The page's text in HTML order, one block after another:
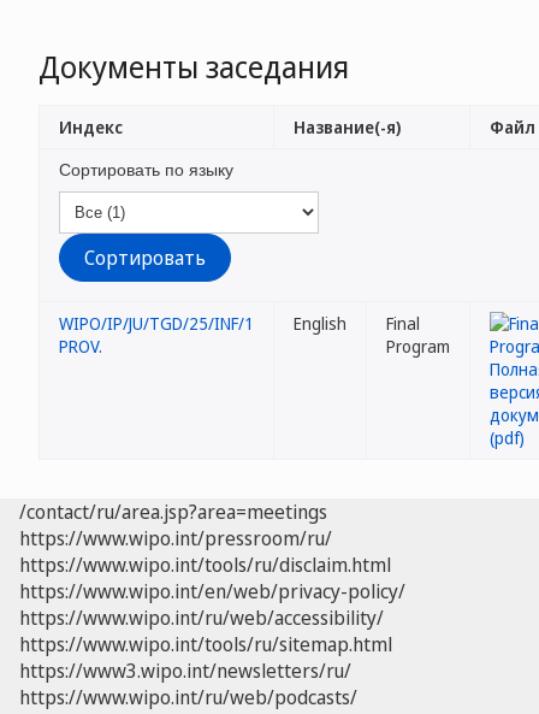
Документы заседания
Сортировать по языку
Индекс Название(-я) Файл
WIPO/IP/JU/TGD/25/INF/1
PROV.
English
Final
Program
/contact/ru/area.jsp?area=meetings
https://www.wipo.int/pressroom/ru/
https://www.wipo.int/tools/ru/disclaim.html
https://www.wipo.int/en/web/privacy-policy/
https://www.wipo.int/ru/web/accessibility/
https://www.wipo.int/tools/ru/sitemap.html
https://www3.wipo.int/newsletters/ru/
https://www.wipo.int/ru/web/podcasts/